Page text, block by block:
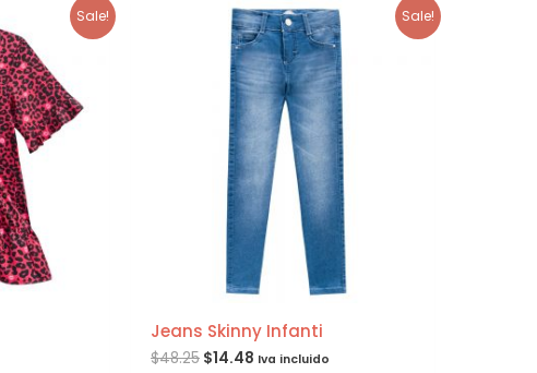
Sale! Sale!
Jeans Skinny Infanti
$48.25 $14.48 Iva incluido